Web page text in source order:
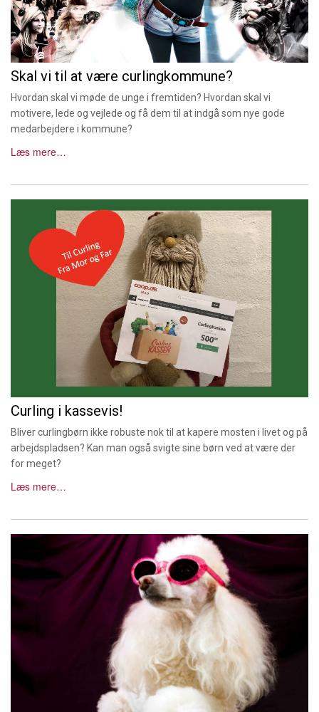
Skal vi til at være curlingkommune?
Hvordan skal vi møde de unge i fremtiden? Hvordan skal vi
motivere, lede og vejlede og få dem til at indgå som nye gode
medarbejdere i kommune?
Læs mere…
Curling i kassevis!
Bliver curlingbørn ikke robuste nok til at kapere mosten i livet og på
arbejdspladsen? Kan man også svigte sine børn ved at være der
for meget?
Læs mere…